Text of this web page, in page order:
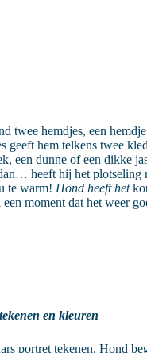
twee hemdjes, een
geeft hem telkens twee
een dunne of een dikke
heeft hij het plotseling
te warm! Hond heeft het
moment dat het weer
en kleuren
portret tekenen. Hond